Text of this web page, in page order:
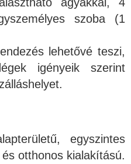
szoba (1
lehetővé teszi,
igényeik szerint
egyszintes
otthonos kialakítású.